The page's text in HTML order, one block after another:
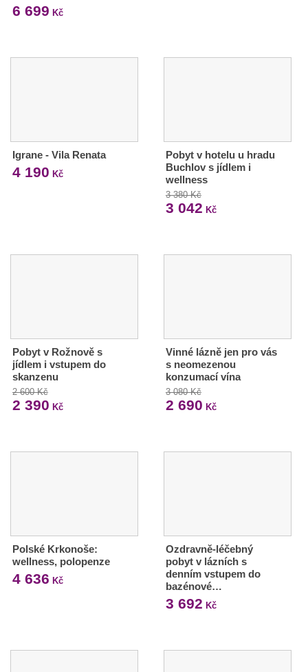
6 699 Kč
Igrane - Vila Renata
4 190 Kč
Pobyt v hotelu u hradu
Buchlov s jídlem i
wellness
3 380 Kč
3 042 Kč
Pobyt v Rožnově s
jídlem i vstupem do
skanzenu
2 600 Kč
2 390 Kč
Vinné lázně jen pro vás
s neomezenou
konzumací vína
3 080 Kč
2 690 Kč
Polské Krkonoše:
wellness, polopenze
4 636 Kč
Ozdravně-léčebný
pobyt v lázních s
denním vstupem do
bazénové…
3 692 Kč